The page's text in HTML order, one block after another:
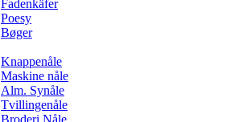
Fadenkäfer
Poesy
Bøger
Knappenåle
Maskine nåle
Alm. Synåle
Tvillingenåle
Broderi Nåle